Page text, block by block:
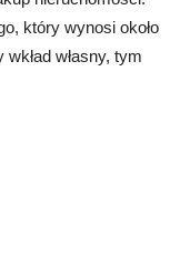
który wynosi około
własny, tym